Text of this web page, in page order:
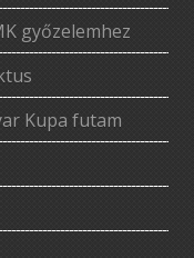
győzelemhez
Kupa futam